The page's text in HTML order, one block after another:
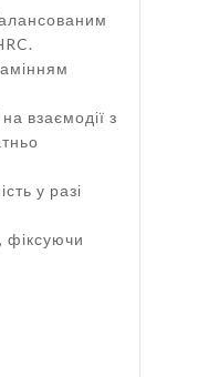
взаємодії з
у разі
фіксуючи